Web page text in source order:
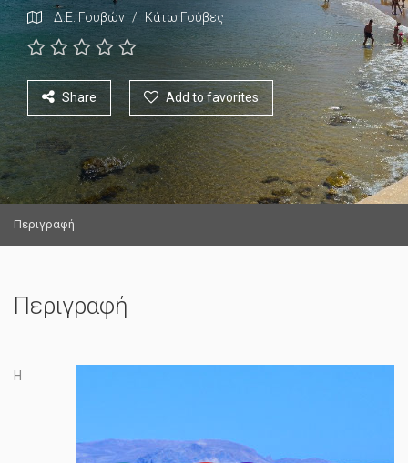
Δ.Ε. Γουβών / Κάτω Γούβες
Share Add to favorites
Περιγραφή
Περιγραφή
Η